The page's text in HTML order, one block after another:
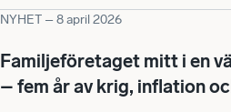
NYHET –8 april 2026
Familjeföretaget mitt i en
– fem år av krig, inflation